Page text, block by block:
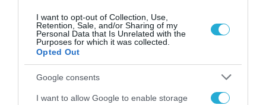
I want to opt-out of Collection, Use,
Retention, Sale, and/or Sharing of my
Personal Data that Is Unrelated with the
Purposes for which it was collected.
Opted Out
Google consents
I want to allow Google to enable storage